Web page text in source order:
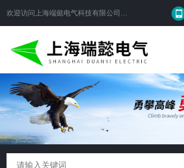
欢迎访问 上海端懿电气科技有限公司 网站！